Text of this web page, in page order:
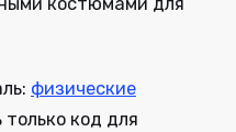
костюмами для
физические
код для